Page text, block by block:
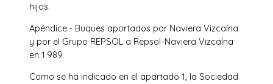
hijos.
Apéndice.- Buques aportados por Naviera Vizcaína
y por el Grupo REPSOL a Repsol-Naviera Vizcaína
en 1.989.
Como se ha indicado en el apartado 1, la Sociedad